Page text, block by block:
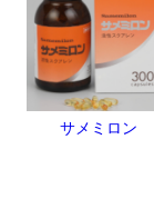
サメミロン